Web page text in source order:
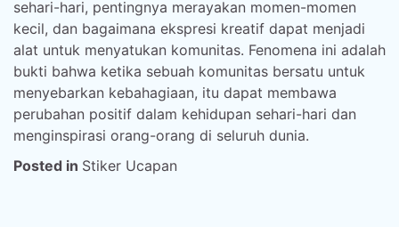
sehari-hari, pentingnya merayakan momen-momen
kecil, dan bagaimana ekspresi kreatif dapat menjadi
alat untuk menyatukan komunitas. Fenomena ini adalah
bukti bahwa ketika sebuah komunitas bersatu untuk
menyebarkan kebahagiaan, itu dapat membawa
perubahan positif dalam kehidupan sehari-hari dan
menginspirasi orang-orang di seluruh dunia.
Posted in Stiker Ucapan